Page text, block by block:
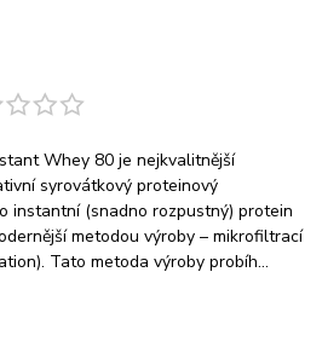
Whey 80 je nejkvalitnější
syrovátkový proteinový
instantní (snadno rozpustný) protein
metodou výroby – mikrofiltrací
Tato metoda výroby probíh...